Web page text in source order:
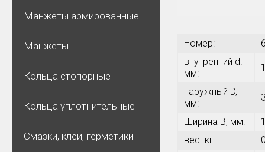
Манжеты армированные
Манжеты
Кольца стопорные
Кольца уплотнительные
Смазки, клеи, герметики
Номер:
внутренний d.
мм:
наружный D,
мм:
Ширина В, мм:
вес. кг: